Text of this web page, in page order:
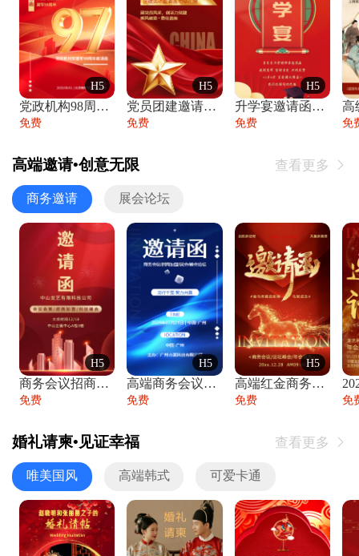
H5
党政机构98周年八一建军节庆祝晚会活动邀
免费
H5
党员团建邀请函党建活动风采党会工作汇报总
免费
H5
升学宴邀请函喜报金榜题名高端谢师宴邀请函
免费 免
高端邀请•创意无限 查看更多 
商务邀请 展会论坛
H5
商务会议招商展会科技峰会邀请函年会邀请
免费
H5
高端商务会议招商加盟展会峰会论坛邀请函
免费
H5
高端红金商务会议年会年终盛典答谢邀请函
免费 免
婚礼请柬•见证幸福 查看更多 
唯美国风 高端韩式 可爱卡通